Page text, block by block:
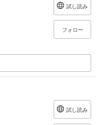
試し読み
フォロー
試し読み